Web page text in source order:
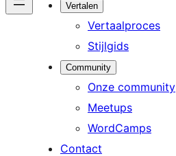
Vertalen
Vertaalproces
Stijlgids
Community
Onze community
Meetups
WordCamps
Contact